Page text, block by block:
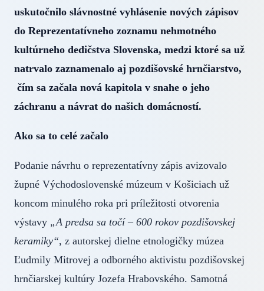
uskutočnilo slávnostné vyhlásenie nových zápisov
do Reprezentatívneho zoznamu nehmotného
kultúrneho dedičstva Slovenska, medzi ktoré sa už
natrvalo zaznamenalo aj pozdišovské hrnčiarstvo,
čím sa začala nová kapitola v snahe o jeho
záchranu a návrat do našich domácností.
Ako sa to celé začalo
Podanie návrhu o reprezentatívny zápis avizovalo
župné Východoslovenské múzeum v Košiciach už
koncom minulého roka pri príležitosti otvorenia
výstavy „A predsa sa točí – 600 rokov pozdišovskej
keramiky“, z autorskej dielne etnologičky múzea
Ľudmily Mitrovej a odborného aktivistu pozdišovskej
hrnčiarskej kultúry Jozefa Hrabovského. Samotná